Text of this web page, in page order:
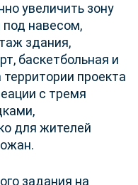
увеличить зону
под навесом,
здания,
баскетбольная и
проекта
с тремя
для жителей
задания на